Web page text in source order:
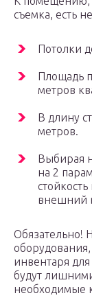
съемка, есть
Потолки
Площадь
метров
В длину
метров.
Выбирая
на 2
внешний
Обязательно!
инвентаря
будут
необходимые